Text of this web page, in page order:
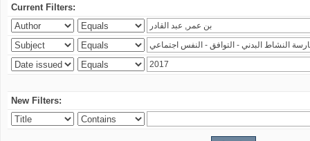
Current Filters:
New Filters: